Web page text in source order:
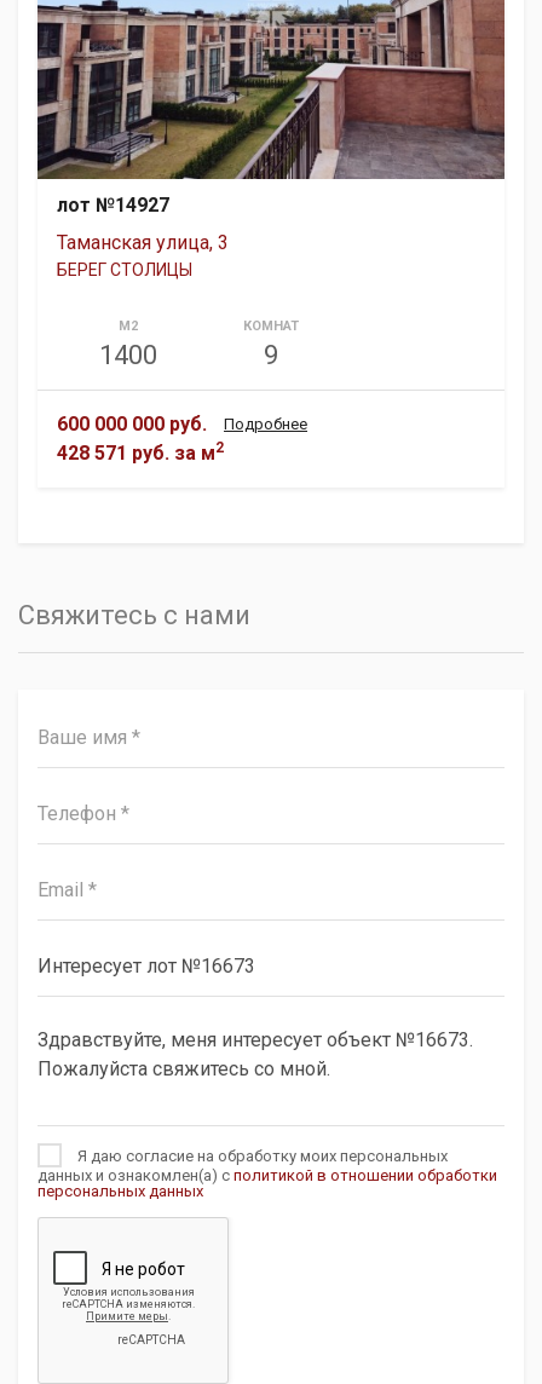
лот №14927
Таманская улица, 3
БЕРЕГ СТОЛИЦЫ
М2
1400
КОМНАТ
9
600 000 000 руб.
428 571 руб. за м2
Подробнее
Свяжитесь с нами
Я даю согласие на обработку моих персональных
данных и ознакомлен(а) с политикой в отношении обработки
персональных данных